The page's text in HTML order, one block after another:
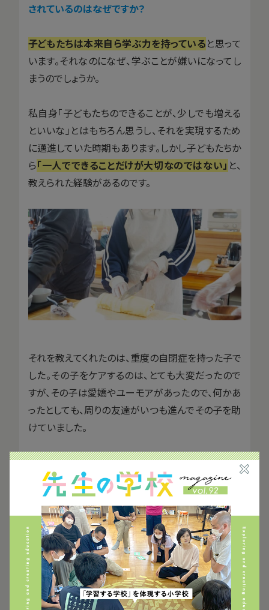
されているのはなぜですか？
子どもたちは本来自ら学ぶ力を持っていると思って
います。それなのになぜ、学ぶことが嫌いになってし
まうのでしょうか。
私自身「子どもたちのできることが、少しでも増える
といいな」とはもちろん思うし、それを実現するため
に邁進していた時期もあります。しかし子どもたちか
ら「一人でできることだけが大切なのではない」 と、
教えられた経験があるのです。
それを教えてくれたのは、重度の自閉症を持った子で
した。その子をケアするのは、とても大変だったので
すが、その子は愛嬌やユーモアがあったので、何かあ
ったとしても、周りの友達がいつも進んでその子を助
けていました。
この経験から、できないことがあってもその子が周り
から愛されていたら、友達が支えてくれるんじゃない
と思うようになって、
究極、教育の目的は「好かれ
ること」なんじゃないかなと考えるようになったんで
す。
字を書けることや、計算できることと同じくらい「ユー
モアのセンス」が大事な能力で、おもしろい人は人気
があるので、ホハルでもユーモアを大切にしていま